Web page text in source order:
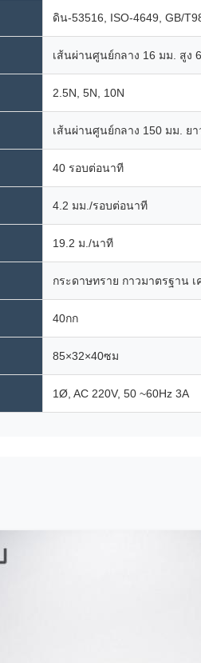
ดิน-53516, ISO-4649, GB/
เส้นผ่านศูนย์กลาง 16 มม. สูง
2.5N, 5N, 10N
เส้นผ่านศูนย์กลาง 150 มม. ยา
40 รอบต่อนาที
4.2 มม./รอบต่อนาที
19.2 ม./นาที
กระดาษทราย กาวมาตรฐาน เ
40กก
85×32×40ซม
1Ø, AC 220V, 50 ~60Hz 3A